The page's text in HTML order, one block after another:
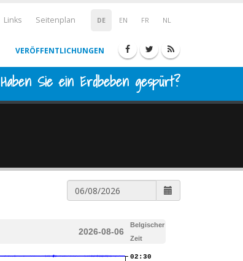
DE EN FR NL
Links Seitenplan
VERÖFFENTLICHUNGEN
Haben Sie ein Erdbeben gespürt?
2026-08-06
Belgischer
Zeit
02:30